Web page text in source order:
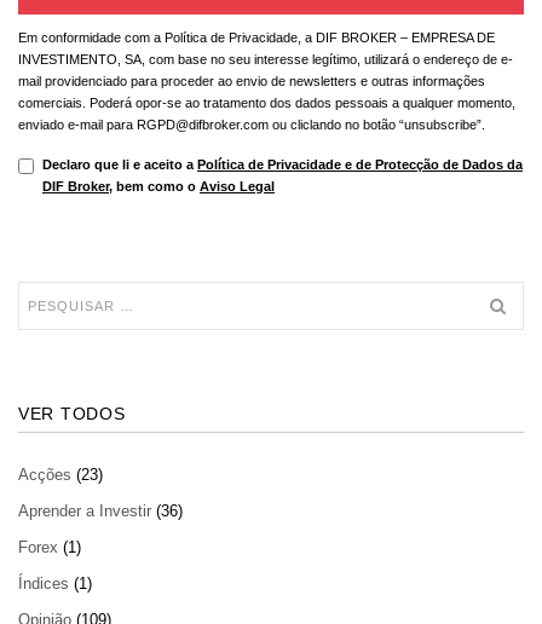
Em conformidade com a Política de Privacidade, a DIF BROKER – EMPRESA DE
INVESTIMENTO, SA, com base no seu interesse legítimo, utilizará o endereço de e-
mail providenciado para proceder ao envio de newsletters e outras informações
comerciais. Poderá opor-se ao tratamento dos dados pessoais a qualquer momento,
enviado e-mail para RGPD@difbroker.com ou cliclando no botão “unsubscribe”.
Declaro que li e aceito a Política de Privacidade e de Protecção de Dados da
DIF Broker, bem como o Aviso Legal
VER TODOS
Acções (23)
Aprender a Investir (36)
Forex (1)
Índices (1)
Opinião (109)